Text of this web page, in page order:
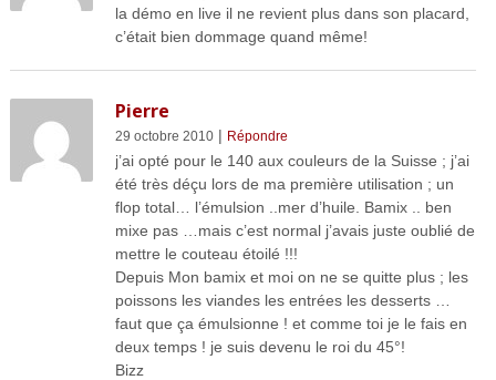
la démo en live il ne revient plus dans son placard,
c’était bien dommage quand même!
Pierre
29 octobre 2010| Répondre
j’ai opté pour le 140 aux couleurs de la Suisse ; j’ai
été très déçu lors de ma première utilisation ; un
flop total… l’émulsion ..mer d’huile. Bamix .. ben
mixe pas …mais c’est normal j’avais juste oublié de
mettre le couteau étoilé !!!
Depuis Mon bamix et moi on ne se quitte plus ; les
poissons les viandes les entrées les desserts …
faut que ça émulsionne ! et comme toi je le fais en
deux temps ! je suis devenu le roi du 45°!
Bizz